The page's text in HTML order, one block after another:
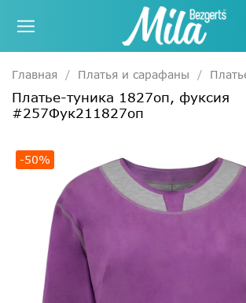
Главная Платья и сарафаны
Платье-туника 1827оп, фуксия
#257Фук211827оп
-50%